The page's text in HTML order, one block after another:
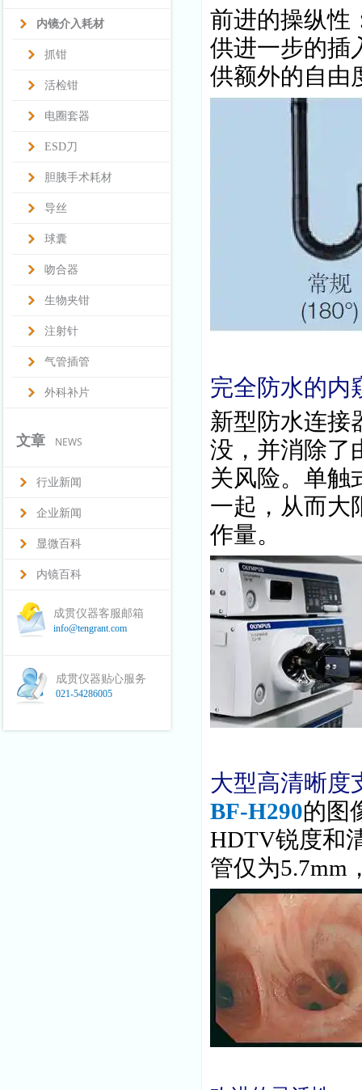
内镜介入耗材
抓钳
活检钳
电圈套器
ESD刀
胆胰手术耗材
导丝
球囊
吻合器
生物夹钳
注射针
气管插管
外科补片
文章 NEWS
行业新闻
企业新闻
显微百科
内镜百科
成贯仪器客服邮箱
info@tengrant.com
成贯仪器贴心服务
021-54286005
前进的操纵性
供进一步的插
供额外的自由
完全防水的内
新型防水连接
没，并消除了
关风险。单触
一起，从而大
作量。
大型高清晰度
BF-H290的图
HDTV锐度和
管仅为5.7mm